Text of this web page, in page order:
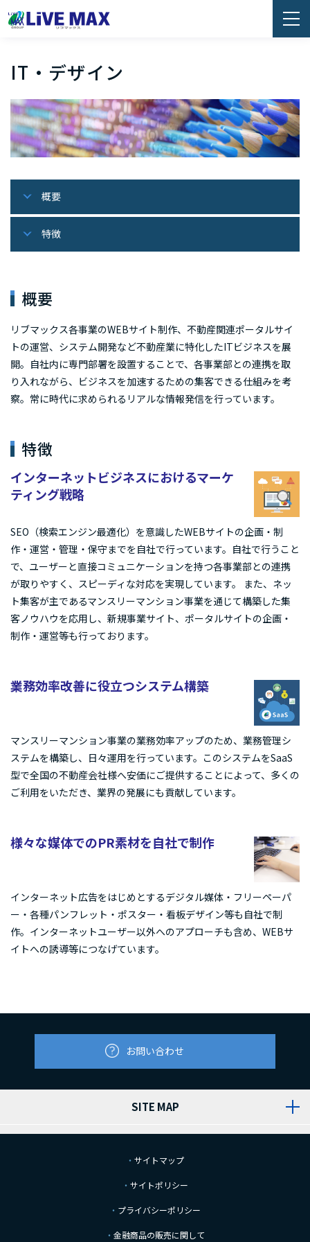
IT・デザイン
概要
特徴
概要
リブマックス各事業のWEBサイト制作、不動産関連ポータルサイ
トの運営、システム開発など不動産業に特化したITビジネスを展
開。自社内に専門部署を設置することで、各事業部との連携を取
り入れながら、ビジネスを加速するための集客できる仕組みを考
察。常に時代に求められるリアルな情報発信を行っています。
特徴
インターネットビジネスにおけるマーケ
ティング戦略
SEO（検索エンジン最適化）を意識したWEBサイトの企画・制
作・運営・管理・保守までを自社で行っています。自社で行うこと
で、ユーザーと直接コミュニケーションを持つ各事業部との連携
が取りやすく、スピーディな対応を実現しています。 また、ネッ
ト集客が主であるマンスリーマンション事業を通じて構築した集
客ノウハウを応用し、新規事業サイト、ポータルサイトの企画・
制作・運営等も行っております。
業務効率改善に役立つシステム構築
マンスリーマンション事業の業務効率アップのため、業務管理シ
ステムを構築し、日々運用を行っています。このシステムをSaaS
型で全国の不動産会社様へ安価にご提供することによって、多くの
ご利用をいただき、業界の発展にも貢献しています。
様々な媒体でのPR素材を自社で制作
インターネット広告をはじめとするデジタル媒体・フリーペーパ
ー・各種パンフレット・ポスター・看板デザイン等も自社で制
作。インターネットユーザー以外へのアプローチも含め、WEBサ
イトへの誘導等につなげています。
お問い合わせ
SITE MAP
サイトマップ
サイトポリシー
プライバシーポリシー
金融商品の販売に関して